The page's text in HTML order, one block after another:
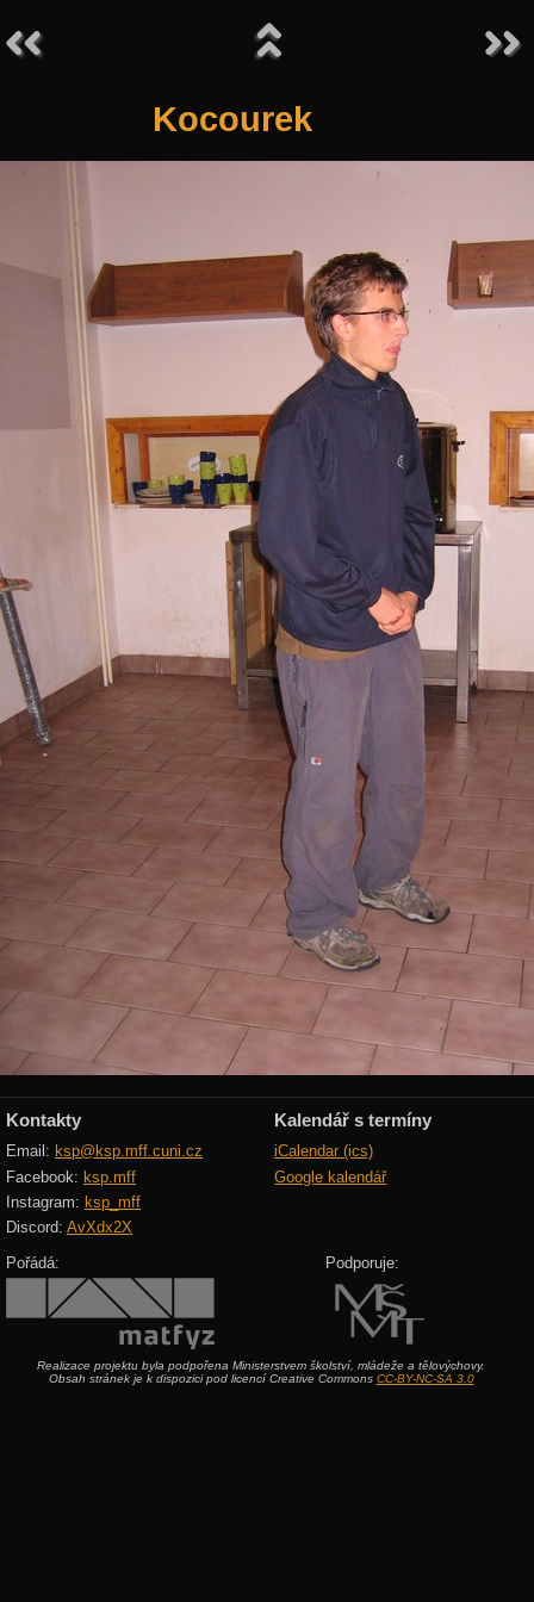
Kocourek
Kontakty
Email: ksp@ksp.mff.cuni.cz
Facebook: ksp.mff
Instagram: ksp_mff
Discord: AvXdx2X
Kalendář s termíny
iCalendar (ics)
Google kalendář
Pořádá: Podporuje:
Realizace projektu byla podpořena Ministerstvem školství, mládeže a tělovýchovy.
Obsah stránek je k dispozici pod licencí Creative Commons CC-BY-NC-SA 3.0